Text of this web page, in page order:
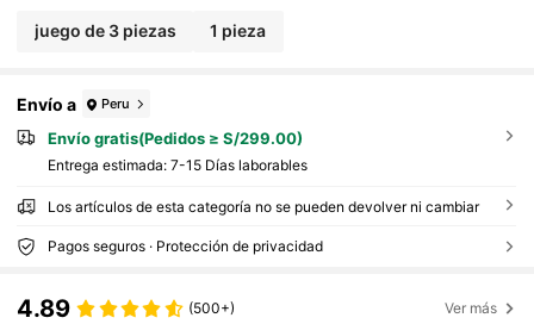
juego de 3 piezas 1 pieza
Envío a Peru
Envío gratis(Pedidos ≥ S/299.00)
Entrega estimada: 7-15 Días laborables
Los artículos de esta categoría no se pueden devolver ni cambiar
Pagos seguros · Protección de privacidad
4.89 (500+) Ver más